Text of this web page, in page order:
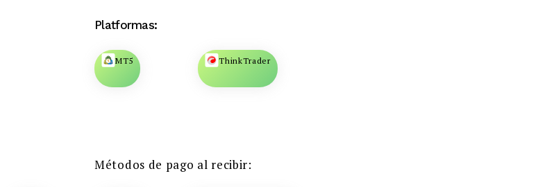
Platformas:
MT5 ThinkTrader
Métodos de pago al recibir: